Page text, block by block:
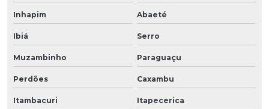
Inhapim Abaeté
Ibiá Serro
Muzambinho Paraguaçu
Perdões Caxambu
Itambacuri Itapecerica